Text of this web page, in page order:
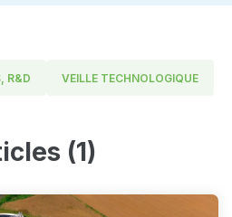
R&D VEILLE TECHNOLOGIQUE
(1)